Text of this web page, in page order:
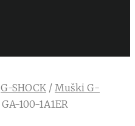
G-SHOCK / Muški G-
100-1A1ER